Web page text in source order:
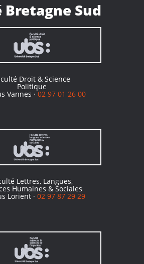
Sud
Droit & Science
Politique
Vannes ·02 97 01 26 00
Lettres, Langues,
Humaines & Sociales
Lorient · 02 97 87 29 29